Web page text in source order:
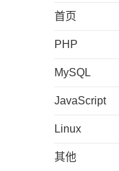
首页
PHP
MySQL
JavaScript
Linux
其他